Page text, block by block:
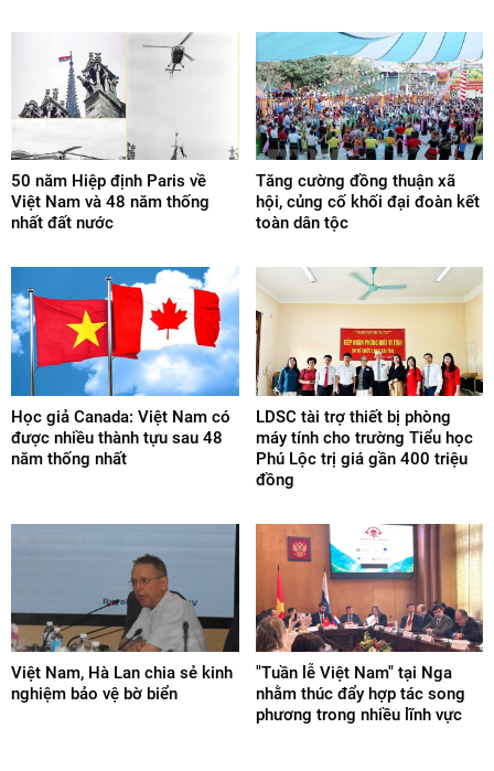
50 năm Hiệp định Paris về
Việt Nam và 48 năm thống
nhất đất nước
Tăng cường đồng thuận xã
hội, củng cố khối đại đoàn kết
toàn dân tộc
Học giả Canada: Việt Nam có
được nhiều thành tựu sau 48
năm thống nhất
LDSC tài trợ thiết bị phòng
máy tính cho trường Tiểu học
Phú Lộc trị giá gần 400 triệu
đồng
Việt Nam, Hà Lan chia sẻ kinh
nghiệm bảo vệ bờ biển
"Tuần lễ Việt Nam" tại Nga
nhằm thúc đẩy hợp tác song
phương trong nhiều lĩnh vực